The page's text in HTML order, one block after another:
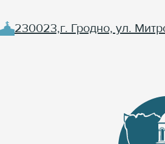
230023,г. Гродно, ул.